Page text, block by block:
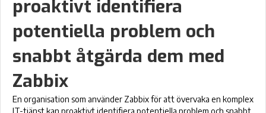
proaktivt identifiera
potentiella problem och
snabbt åtgärda dem med
Zabbix
En organisation som använder Zabbix för att övervaka en komplex
IT-tjänst kan proaktivt identifiera potentiella problem och snabbt